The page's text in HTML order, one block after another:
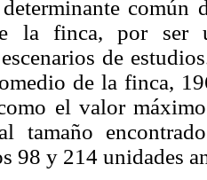
común
la finca, por ser
de
de la finca,
el valor
tamaño
98 y 214 unidades